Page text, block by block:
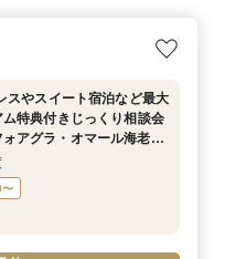
スやスイート宿泊など最大
特典付きじっくり相談会
アグラ・オマール海老な
チャペル＆パーティ会場